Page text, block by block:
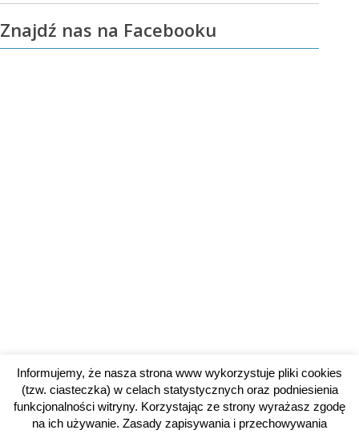
Znajdź nas na Facebooku
Informujemy, że nasza strona www wykorzystuje pliki cookies
(tzw. ciasteczka) w celach statystycznych oraz podniesienia
funkcjonalności witryny. Korzystając ze strony wyrażasz zgodę
na ich używanie. Zasady zapisywania i przechowywania